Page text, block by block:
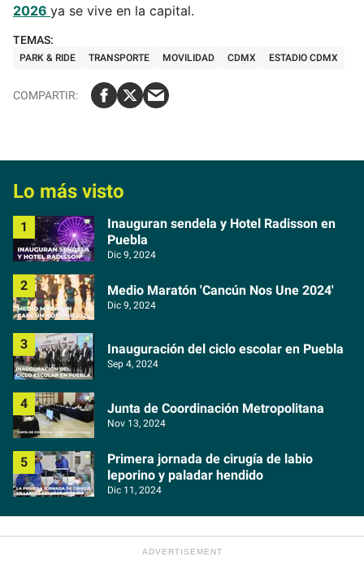
2026 ya se vive en la capital.
PARK & RIDE TRANSPORTE MOVILIDAD CDMX ESTADIO CDMX
Lo más visto
Inauguran sendela y Hotel Radisson en
Puebla
Dic 9, 2024
Medio Maratón 'Cancún Nos Une 2024'
Dic 9, 2024
Inauguración del ciclo escolar en Puebla
Sep 4, 2024
Junta de Coordinación Metropolitana
Nov 13, 2024
Primera jornada de cirugía de labio
leporino y paladar hendido
Dic 11, 2024